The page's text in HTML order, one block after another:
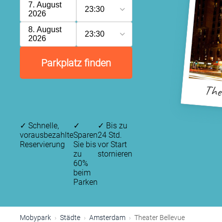
7. August
2026
23:30
8. August
2026
23:30
Parkplatz finden
✓ Schnelle,
vorausbezahlte
Reservierung
✓
Sparen
Sie bis
zu
60%
beim
Parken
✓ Bis zu
24 Std.
vor Start
stornieren
Mobypark Städte Amsterdam Theater Bellevue